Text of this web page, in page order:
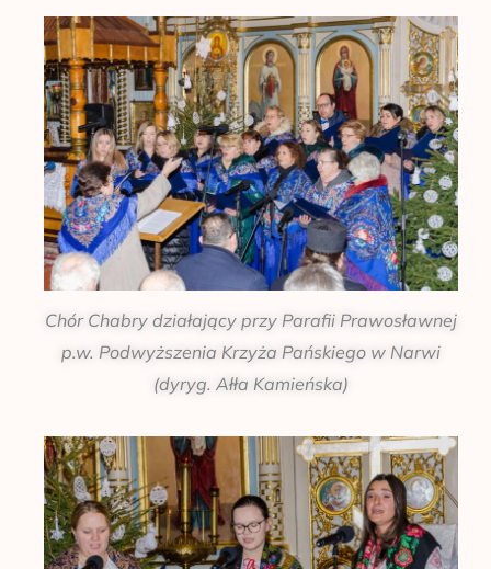
Chór Chabry działający przy Parafii Prawosławnej
p.w. Podwyższenia Krzyża Pańskiego w Narwi
(dyryg. Ałła Kamieńska)